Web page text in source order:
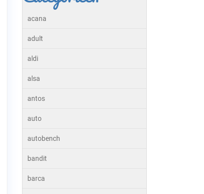
acana
adult
aldi
alsa
antos
auto
autobench
bandit
barca